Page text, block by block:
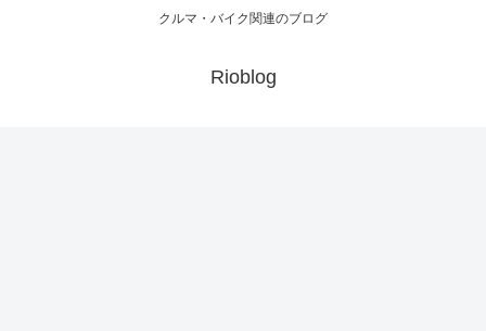
クルマ・バイク関連のブログ
Rioblog